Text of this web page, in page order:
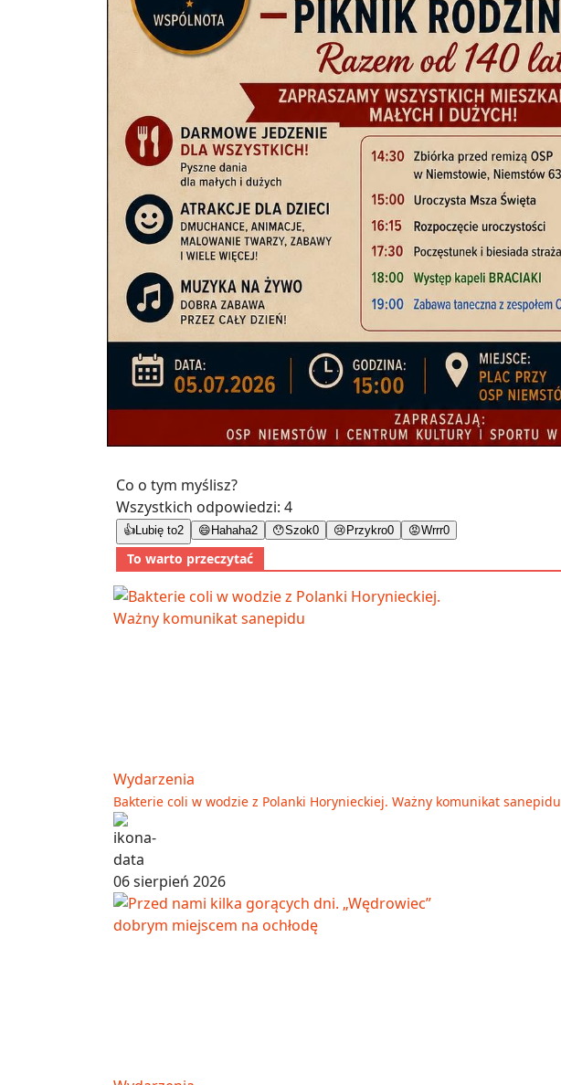
Co o tym myślisz?
Wszystkich odpowiedzi: 4
👍Lubię to2 😄Hahaha2 😯Szok0 😢Przykro0 😡Wrrr0
To warto przeczytać
Wydarzenia
Bakterie coli w wodzie z Polanki Horynieckiej. Ważny komunikat sanepidu
06 sierpień 2026